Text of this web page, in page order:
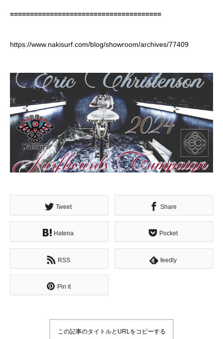
======================================
https://www.nakisurf.com/blog/showroom/archives/77409
Tweet Share
Hatena Pocket
RSS feedly
Pin it
この記事のタイトルとURLをコピーする